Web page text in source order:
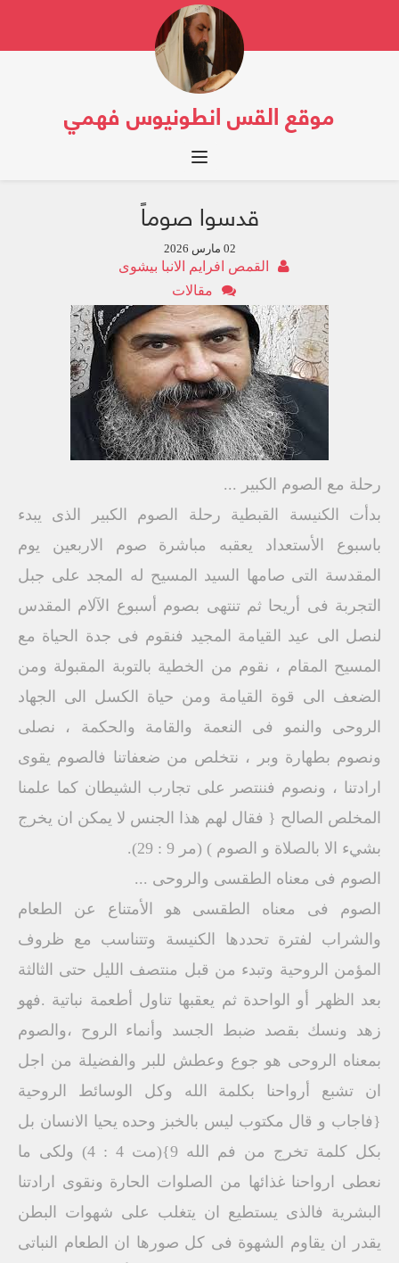
موقع القس انطونيوس فهمي
Toggle navigation
قدسوا صوماً
02 مارس 2026
القمص افرايم الانبا بيشوى
مقالات
رحلة مع الصوم الكبير ...
بدأت الكنيسة القبطية رحلة الصوم الكبير الذى يبدء
باسبوع الأستعداد يعقبه مباشرة صوم الاربعين يوم
المقدسة التى صامها السيد المسيح له المجد على جبل
التجربة فى أريحا ثم تنتهى بصوم أسبوع الآلام المقدس
لنصل الى عيد القيامة المجيد فنقوم فى جدة الحياة مع
المسيح المقام ، نقوم من الخطية بالتوبة المقبولة ومن
الضعف الى قوة القيامة ومن حياة الكسل الى الجهاد
الروحى والنمو فى النعمة والقامة والحكمة ، نصلى
ونصوم بطهارة وبر ، نتخلص من ضعفاتنا فالصوم يقوى
ارادتنا ، ونصوم فننتصر على تجارب الشيطان كما علمنا
المخلص الصالح { فقال لهم هذا الجنس لا يمكن ان يخرج
بشيء الا بالصلاة و الصوم ) (مر 9 : 29).
الصوم فى معناه الطقسى والروحى ...
الصوم فى معناه الطقسى هو الأمتناع عن الطعام
والشراب لفترة تحددها الكنيسة وتتناسب مع ظروف
المؤمن الروحية وتبدء من قبل منتصف الليل حتى الثالثة
بعد الظهر أو الواحدة ثم يعقبها تناول أطعمة نباتية .فهو
زهد ونسك بقصد ضبط الجسد وأنماء الروح ،والصوم
بمعناه الروحى هو جوع وعطش للبر والفضيلة من اجل
ان تشبع أرواحنا بكلمة الله وكل الوسائط الروحية
{فاجاب و قال مكتوب ليس بالخبز وحده يحيا الانسان بل
بكل كلمة تخرج من فم الله 9}(مت 4 : 4) ولكى ما
نعطى ارواحنا غذائها من الصلوات الحارة ونقوى ارادتنا
البشرية فالذى يستطيع ان يتغلب على شهوات البطن
يقدر ان يقاوم الشهوة فى كل صورها ان الطعام النباتى